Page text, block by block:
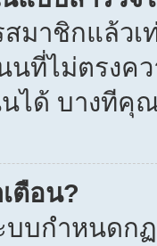
มาชิกแล้ว
นที่ไม่ตรงค
ได้ บางทีคุ
ตือน?
บกำหนดก